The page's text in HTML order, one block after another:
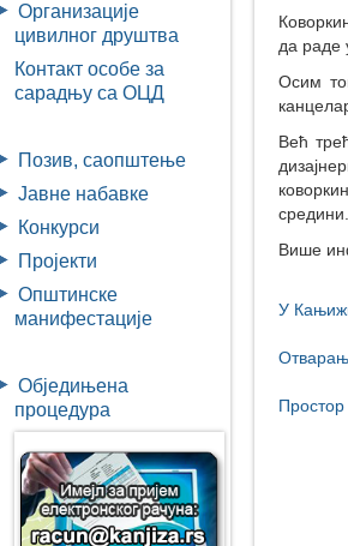
Организације
цивилног друштва
Контакт особе за
сарадњу са ОЦД
Позив, саопштење
Јавне набавке
Конкурси
Пројекти
Општинске
манифестације
Обједињена
процедура
да раде
Осим
Већ
средини.
Више
У